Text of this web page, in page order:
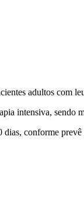
adultos com
intensiva, sendo
conforme